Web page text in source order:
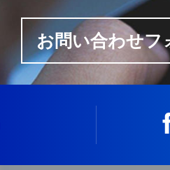
お問い合わせフ